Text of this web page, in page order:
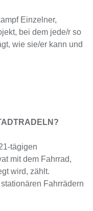
Einzelner,
bei dem jede/r so
wie sie/er kann und
tägigen
mit dem Fahrrad,
wird, zählt.
Fahrrädern